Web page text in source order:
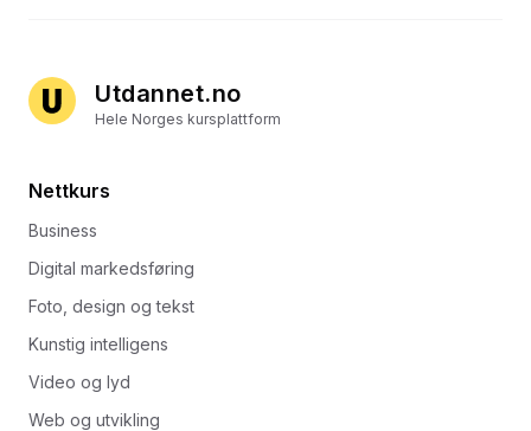
Utdannet.no
Hele Norges kursplattform
Nettkurs
Business
Digital markedsføring
Foto, design og tekst
Kunstig intelligens
Video og lyd
Web og utvikling